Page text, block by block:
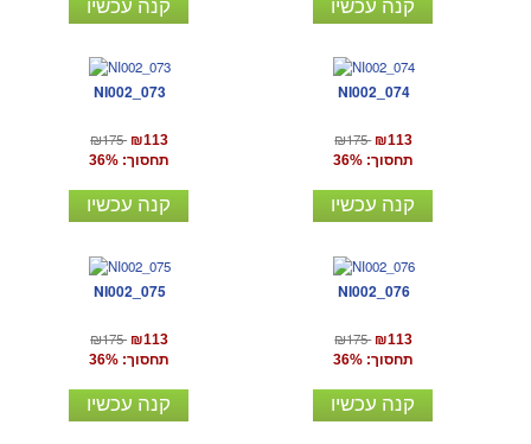
NI002_073
₪175 ₪113
תחסוך: 36%
קנה עכשיו
NI002_074
₪175 ₪113
תחסוך: 36%
קנה עכשיו
NI002_075
₪175 ₪113
תחסוך: 36%
קנה עכשיו
NI002_076
₪175 ₪113
תחסוך: 36%
קנה עכשיו